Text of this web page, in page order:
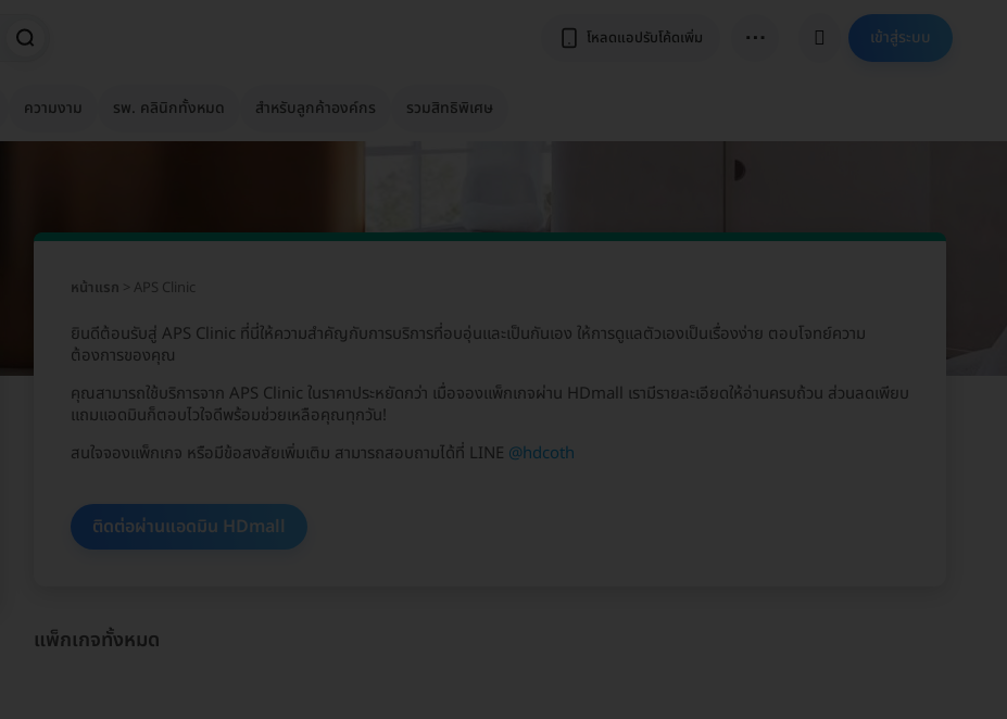
โหลดแอปรับโค้ดเพิ่ม ⋯ เข้าสู่ระบบ
ความงาม รพ. คลินิกทั้งหมด สำหรับลูกค้าองค์กร รวมสิทธิพิเศษ
หน้าแรก > APS Clinic
ยินดีต้อนรับสู่ APS Clinic ที่นี่ให้ความสำคัญกับการบริการที่อบอุ่นและเป็นกันเอง ให้การดูแลตัวเองเป็นเรื่องง่าย ตอบโจทย์ความ
ต้องการของคุณ
คุณสามารถใช้บริการจาก APS Clinic ในราคาประหยัดกว่า เมื่อจองแพ็กเกจผ่าน HDmall เรามีรายละเอียดให้อ่านครบถ้วน ส่วนลดเพียบ
แถมแอดมินก็ตอบไวใจดีพร้อมช่วยเหลือคุณทุกวัน!
สนใจจองแพ็กเกจ หรือมีข้อสงสัยเพิ่มเติม สามารถสอบถามได้ที่ LINE @hdcoth
ติดต่อผ่านแอดมิน HDmall
แพ็กเกจทั้งหมด